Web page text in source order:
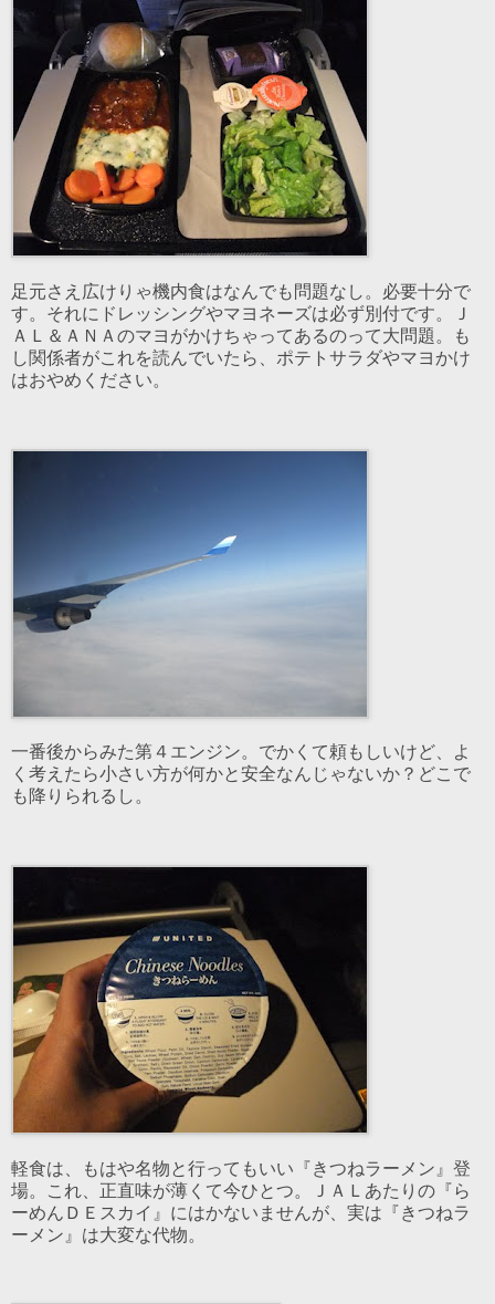
足元さえ広けりゃ機内食はなんでも問題なし。必要十分で
す。それにドレッシングやマヨネーズは必ず別付です。Ｊ
ＡＬ＆ＡＮＡのマヨがかけちゃってあるのって大問題。も
し関係者がこれを読んでいたら、ポテトサラダやマヨかけ
はおやめください。
一番後からみた第４エンジン。でかくて頼もしいけど、よ
く考えたら小さい方が何かと安全なんじゃないか？どこで
も降りられるし。
軽食は、もはや名物と行ってもいい『きつねラーメン』登
場。これ、正直味が薄くて今ひとつ。ＪＡＬあたりの『ら
ーめんＤＥスカイ』にはかないませんが、実は『きつねラ
ーメン』は大変な代物。